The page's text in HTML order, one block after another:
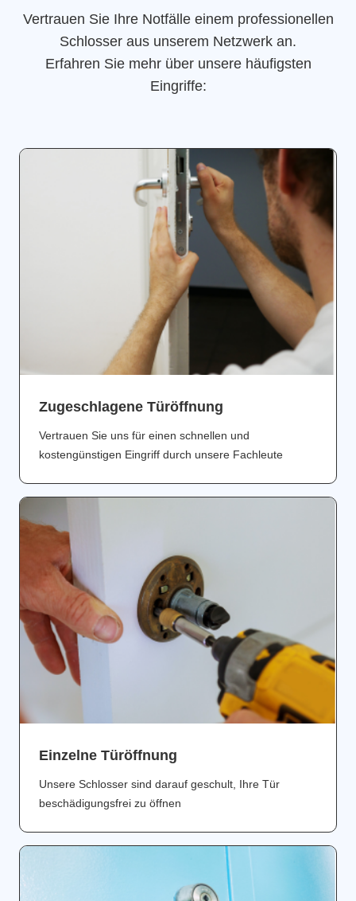
Vertrauen Sie Ihre Notfälle einem professionellen
Schlosser aus unserem Netzwerk an.
Erfahren Sie mehr über unsere häufigsten
Eingriffe:
Zugeschlagene Türöffnung
Vertrauen Sie uns für einen schnellen und
kostengünstigen Eingriff durch unsere Fachleute
Einzelne Türöffnung
Unsere Schlosser sind darauf geschult, Ihre Tür
beschädigungsfrei zu öffnen